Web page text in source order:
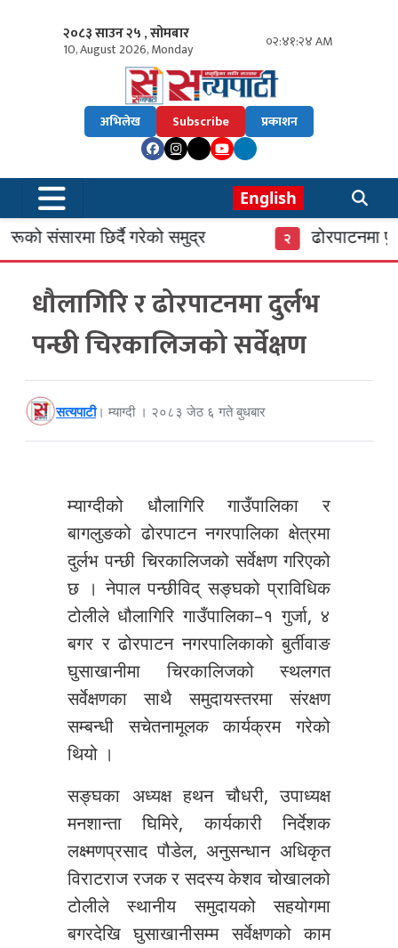
२०८३ साउन २५ , सोमबार
10, August 2026, Monday ०२:४१:२५ AM
अभिलेख Subscribe प्रकाशन
English
संसारमा छिर्दै गरेको समुद्र ढोरपाटनमा
धौलागिरि र ढोरपाटनमा दुर्लभ
पन्छी चिरकालिजको सर्वेक्षण
सत्यपाटी। म्याग्दी । २०८३ जेठ ६ गते बुधबार
म्याग्दीको धौलागिरि गाउँपालिका र
बागलुङको ढोरपाटन नगरपालिका क्षेत्रमा
दुर्लभ पन्छी चिरकालिजको सर्वेक्षण गरिएको
छ । नेपाल पन्छीविद् सङ्घको प्राविधिक
टोलीले धौलागिरि गाउँपालिका–१ गुर्जा, ४
बगर र ढोरपाटन नगरपालिकाको बुर्तीवाङ
घुसाखानीमा चिरकालिजको स्थलगत
सर्वेक्षणका साथै समुदायस्तरमा संरक्षण
सम्बन्धी सचेतनामूलक कार्यक्रम गरेको
थियो ।
सङ्घका अध्यक्ष हथन चौधरी, उपाध्यक्ष
मनशान्ता घिमिरे, कार्यकारी निर्देशक
लक्ष्मणप्रसाद पौडेल, अनुसन्धान अधिकृत
विराटराज रजक र सदस्य केशव चोखालको
टोलीले स्थानीय समुदायको सहयोगमा
बगरदेखि घुसाखानीसम्म सर्वेक्षणको काम